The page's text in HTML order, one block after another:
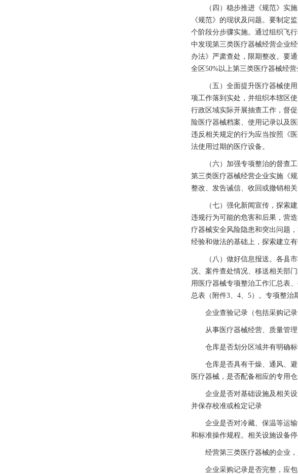
（四）稳步推进《规范》实施
《规范》的现状及问题。要制定
个阶段分步骤实施。通过组织飞
中发现第三类医疗器械经营企业
办法》严肃查处，限期整改。要
全区50%以上第三类医疗器械经营
（五）全面提升医疗器械使用
项工作落到实处，并组织本辖区
行政区域实际开展抽查工作，督
险医疗器械档案、使用记录以及
违反相关规定的行为应当按照《
法使用过期的医疗设备。
（六）加强专项整治的督查工
第三类医疗器械经营企业实施《
整改、发告诫信、收回或撤销相
（七）强化新闻宣传，探索建
违规行为可能的危害和后果，营
疗器械安全风险隐患和突出问题
经验和做法的基础上，探索建立
（八）做好信息报送。各县市
况、案件查处情况、移送相关部
用医疗器械专项整治工作汇总表
总表（附件3、4、5）。专项整治
企业查验记录（包括采购记录
从事医疗器械经营、质量管理
仓库是否划分区域并有明确标
仓库是否具有干燥、通风、避
医疗器械，是否配备相应的专用
企业是否对基础设施及相关设
并保存校准或检定记录
企业是否对冷藏、保温等运输
和标准操作规程。相关设施设备
经营第三类医疗器械的企业，
企业采购记录是否完整，应包